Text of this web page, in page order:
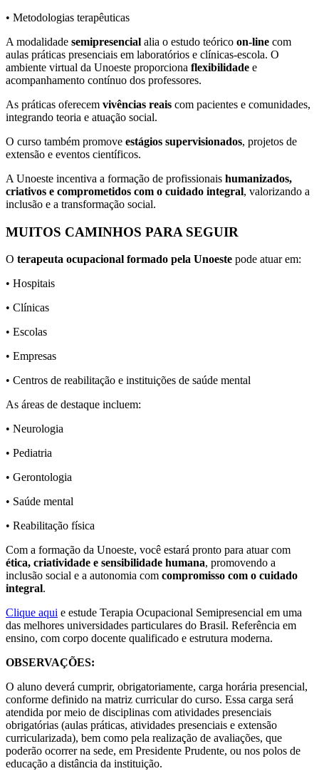
• Metodologias terapêuticas
A modalidade semipresencial alia o estudo teórico on-line com
aulas práticas presenciais em laboratórios e clínicas-escola. O
ambiente virtual da Unoeste proporciona flexibilidade e
acompanhamento contínuo dos professores.
As práticas oferecem vivências reais com pacientes e comunidades,
integrando teoria e atuação social.
O curso também promove estágios supervisionados, projetos de
extensão e eventos científicos.
A Unoeste incentiva a formação de profissionais humanizados,
criativos e comprometidos com o cuidado integral, valorizando a
inclusão e a transformação social.
MUITOS CAMINHOS PARA SEGUIR
O terapeuta ocupacional formado pela Unoeste pode atuar em:
• Hospitais
• Clínicas
• Escolas
• Empresas
• Centros de reabilitação e instituições de saúde mental
As áreas de destaque incluem:
• Neurologia
• Pediatria
• Gerontologia
• Saúde mental
• Reabilitação física
Com a formação da Unoeste, você estará pronto para atuar com
ética, criatividade e sensibilidade humana, promovendo a
inclusão social e a autonomia com compromisso com o cuidado
integral.
Clique aqui e estude Terapia Ocupacional Semipresencial em uma
das melhores universidades particulares do Brasil. Referência em
ensino, com corpo docente qualificado e estrutura moderna.
OBSERVAÇÕES:
O aluno deverá cumprir, obrigatoriamente, carga horária presencial,
conforme definido na matriz curricular do curso. Essa carga será
atendida por meio de disciplinas com atividades presenciais
obrigatórias (aulas práticas, atividades presenciais e extensão
curricularizada), bem como pela realização de avaliações, que
poderão ocorrer na sede, em Presidente Prudente, ou nos polos de
educação a distância da instituição.